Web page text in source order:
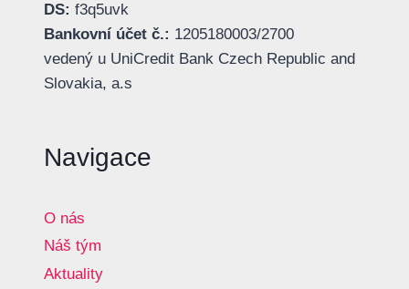
DS: f3q5uvk
Bankovní účet č.: 1205180003/2700
vedený u UniCredit Bank Czech Republic and
Slovakia, a.s
Navigace
O nás
Náš tým
Aktuality